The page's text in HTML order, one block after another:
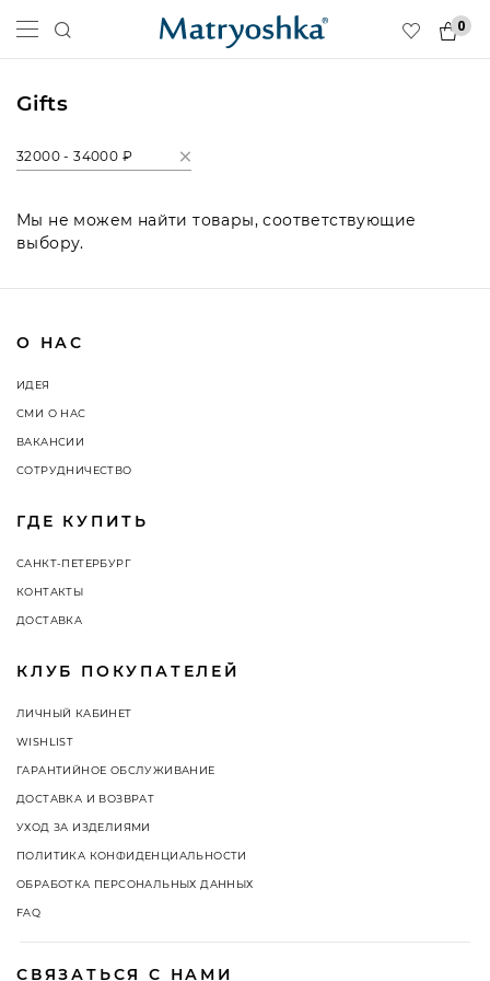
0
Gifts
32000 - 34000 ₽
Мы не можем найти товары, соответствующие
выбору.
О НАС
ИДЕЯ
СМИ О НАС
ВАКАНСИИ
СОТРУДНИЧЕСТВО
ГДЕ КУПИТЬ
САНКТ-ПЕТЕРБУРГ
КОНТАКТЫ
ДОСТАВКА
КЛУБ ПОКУПАТЕЛЕЙ
ЛИЧНЫЙ КАБИНЕТ
WISHLIST
ГАРАНТИЙНОЕ ОБСЛУЖИВАНИЕ
ДОСТАВКА И ВОЗВРАТ
УХОД ЗА ИЗДЕЛИЯМИ
ПОЛИТИКА КОНФИДЕНЦИАЛЬНОСТИ
ОБРАБОТКА ПЕРСОНАЛЬНЫХ ДАННЫХ
FAQ
СВЯЗАТЬСЯ С НАМИ